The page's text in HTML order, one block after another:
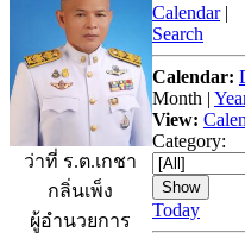
ว่าที่ ร.ต.เกชา
กลิ่นเพ็ง
ผู้อำนวยการ
Calendar |
Search
Calendar:
Month |
View:
Category:
Today